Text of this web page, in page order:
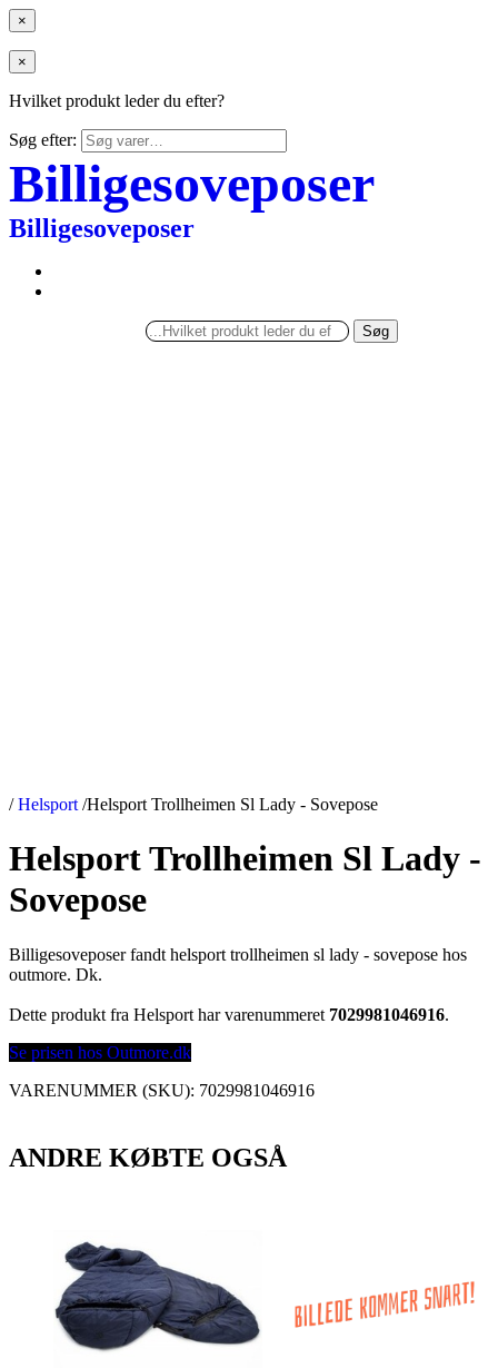
×
×
Hvilket produkt leder du efter?
Søg efter:
Billigesoveposer
Billigesoveposer
Søg
/ Helsport /Helsport Trollheimen Sl Lady - Sovepose
Helsport Trollheimen Sl Lady -
Sovepose
Billigesoveposer fandt helsport trollheimen sl lady - sovepose hos
outmore. Dk.
Dette produkt fra Helsport har varenummeret 7029981046916.
Se prisen hos Outmore.dk
VARENUMMER (SKU): 7029981046916
ANDRE KØBTE OGSÅ